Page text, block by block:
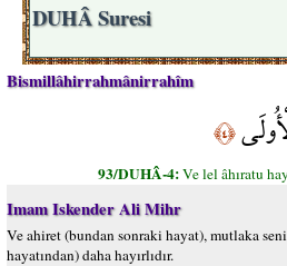
DUHÂ Suresi
Bismillâhirrahmânirrahîm
﴿٤﴾
93/DUHÂ-4:Ve lel âhıratu
Imam Iskender Ali Mihr
Ve ahiret (bundan sonraki hayat), mutlaka
hayatından) daha hayırlıdır.